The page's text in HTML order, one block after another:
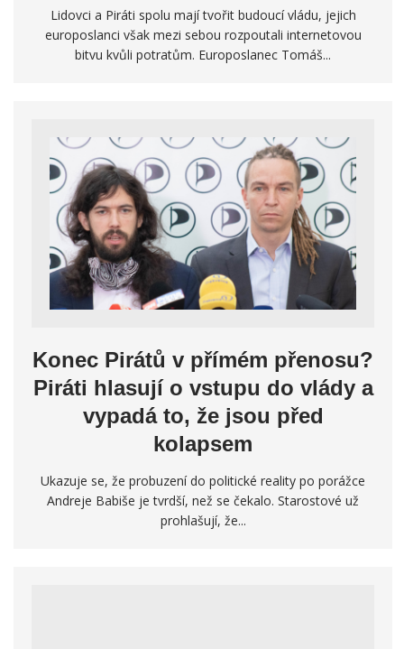
Lidovci a Piráti spolu mají tvořit budoucí vládu, jejich
europoslanci však mezi sebou rozpoutali internetovou
bitvu kvůli potratům. Europoslanec Tomáš...
Konec Pirátů v přímém přenosu?
Piráti hlasují o vstupu do vlády a
vypadá to, že jsou před
kolapsem
Ukazuje se, že probuzení do politické reality po porážce
Andreje Babiše je tvrdší, než se čekalo. Starostové už
prohlašují, že...